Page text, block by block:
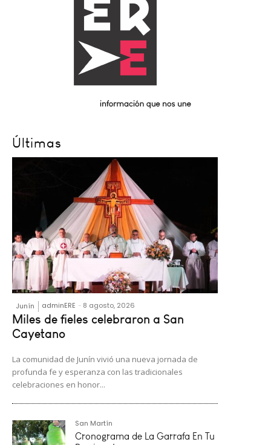
Últimas
Junín adminERE - 8 agosto, 2026
Miles de fieles celebraron a San
Cayetano
La comunidad de Junín vivió una nueva jornada de
profunda fe y esperanza con las tradicionales
celebraciones en honor...
San Martín
Cronograma de La Garrafa En Tu